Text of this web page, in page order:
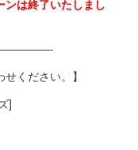
は終了いたしまし
ください。】
]